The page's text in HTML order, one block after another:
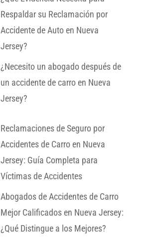
Respaldar su Reclamación por
Accidente de Auto en Nueva
Jersey?
¿Necesito un abogado después de
un accidente de carro en Nueva
Jersey?
Reclamaciones de Seguro por
Accidentes de Carro en Nueva
Jersey: Guía Completa para
Víctimas de Accidentes
Abogados de Accidentes de Carro
Mejor Calificados en Nueva Jersey:
¿Qué Distingue a los Mejores?